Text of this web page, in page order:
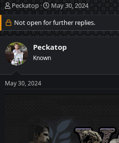
T
h
r
e
a
d
s
t
a
r
t
Peckatop
S
t
a
r
d
a
e
May 30, 2024
Not open for further replies.
Peckatop
Known
May 30, 2024